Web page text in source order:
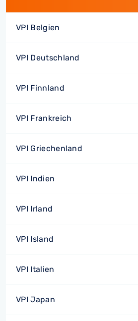
VPI Belgien
VPI Deutschland
VPI Finnland
VPI Frankreich
VPI Griechenland
VPI Indien
VPI Irland
VPI Island
VPI Italien
VPI Japan